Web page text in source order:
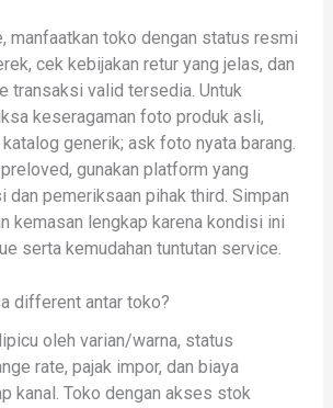
manfaatkan toko dengan status resmi
cek kebijakan retur yang jelas, dan
transaksi valid tersedia. Untuk
keseragaman foto produk asli,
generik; ask foto nyata barang.
gunakan platform yang
dan pemeriksaan pihak third. Simpan
kemasan lengkap karena kondisi ini
serta kemudahan tuntutan service.
different antar toko?
oleh varian/warna, status
rate, pajak impor, dan biaya
kanal. Toko dengan akses stok